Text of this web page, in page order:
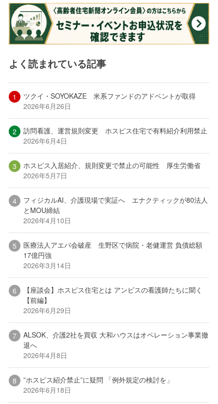
よく読まれている記事
ツクイ・SOYOKAZE 米系ファンドのアドベントが取得
2026年6月26日
訪問看護、運営規則変更 ホスピス住宅で有料紹介利用禁止
2026年6月4日
ホスピス入居紹介、規則変更で禁止の可能性 厚生労働省
2026年5月7日
フィジカルAI、介護現場で実証へ エナクティックが80法人
とMOU締結
2026年4月10日
医療法人アエバ会破産 生野区で病院・老健運営 負債総額
17億円強
2026年3月14日
【座談会】ホスピス住宅とは アンビスの看護師たちに聞く
【前編】
2026年6月29日
ALSOK、介護2社を買収 大和ハウスはオペレーション事業撤
退へ
2026年4月8日
”ホスピス紹介禁止”に疑問 「例外規定の検討を」
2026年6月18日